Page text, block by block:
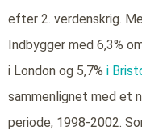
efter 2. verdenskrig.
Indbygger med 6,3%
i London og 5,7% i
sammenlignet med et
periode, 1998-2002.